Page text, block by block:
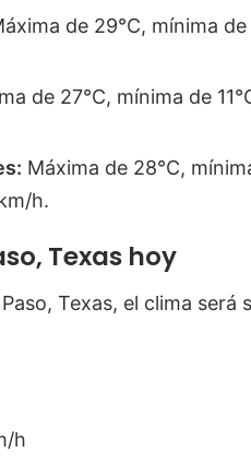
de 29°C, mínima
de 27°C, mínima de
Máxima de 28°C,
h.
Texas hoy
Texas, el clima será
h